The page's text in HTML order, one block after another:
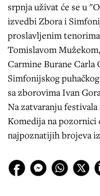
srpnja uživat će se u
izvedbi Zbora i
proslavljenim
Tomislavom
Carmine Burane
Simfonijskog
sa zborovima Ivan
Na zatvaranju
Komedija na
najpoznatijih brojeva